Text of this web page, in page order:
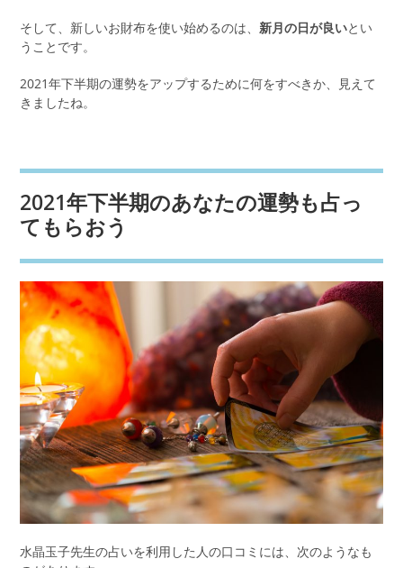
そして、新しいお財布を使い始めるのは、 新月の日が良いとい
うことです。
2021年下半期の運勢をアップするために何をすべきか、見えて
きましたね。
2021年下半期のあなたの運勢も占っ
てもらおう
水晶玉子先生の占いを利用した人の口コミには、次のようなも